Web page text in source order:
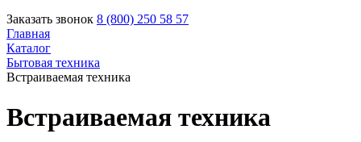
Заказать звонок 8 (800) 250 58 57
Главная
Каталог
Бытовая техника
Встраиваемая техника
Встраиваемая техника